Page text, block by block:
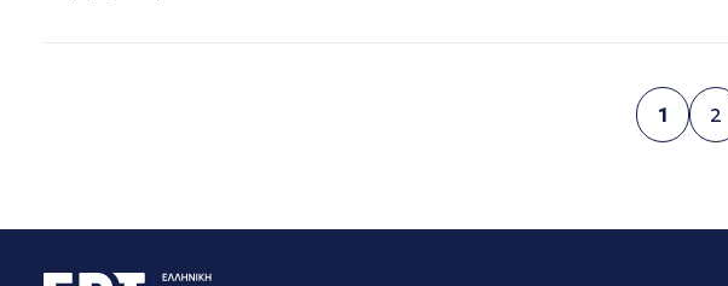
ΔΕΚΕΜΒΡΙΟΣ 2019
1
2